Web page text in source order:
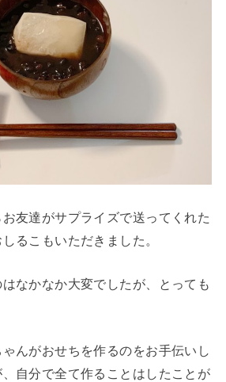
友達がサプライズで送ってくれた
るこもいただきました。
なかなか大変でしたが、とっても
んがおせちを作るのをお手伝いし
自分で全て作ることはしたことが